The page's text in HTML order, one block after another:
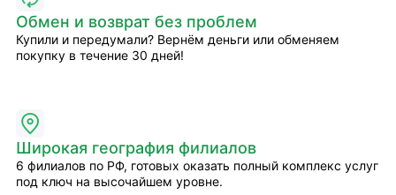
Обмен и возврат без проблем
Купили и передумали? Вернём деньги или обменяем
покупку в течение 30 дней!
Широкая география филиалов
6 филиалов по РФ, готовых оказать полный комплекс услуг
под ключ на высочайшем уровне.